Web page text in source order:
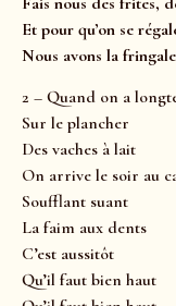
Et pour qu’on se
Nous avons la fringale
2 – Quand on a
Sur le plancher
Des vaches à lait
On arrive le soir au
Soufflant suant
La faim aux dents
C’est aussitôt
Qu’il faut bien haut